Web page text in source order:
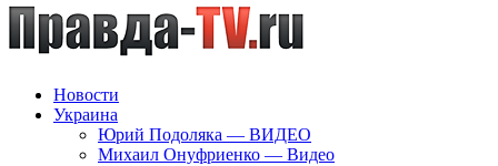
Новости
Украина
Юрий Подоляка — ВИДЕО
Михаил Онуфриенко — Видео